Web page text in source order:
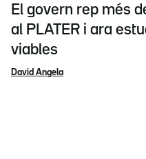
El govern rep més
al PLATER i ara
viables
David Angela